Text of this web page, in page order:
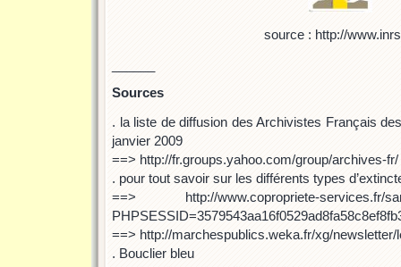
source : http://
Sources
. la liste de diffusion des Archivistes Français
janvier 2009
==> http://fr.groups.yahoo.com/group/archives-fr/
. pour tout savoir sur les différents types
==> http://www.copropriete-services.fr/
==> http://marchespublics.weka.fr/xg/newsletter/
. Bouclier bleu